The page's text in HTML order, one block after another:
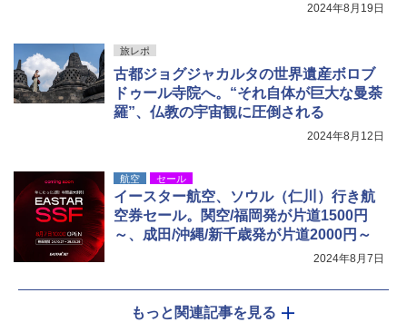
2024年8月19日
旅レポ
古都ジョグジャカルタの世界遺産ボロブ
ドゥール寺院へ。“それ自体が巨大な曼荼
羅”、仏教の宇宙観に圧倒される
2024年8月12日
航空 セール
イースター航空、ソウル（仁川）行き航
空券セール。関空/福岡発が片道1500円
～、成田/沖縄/新千歳発が片道2000円～
2024年8月7日
もっと関連記事を見る